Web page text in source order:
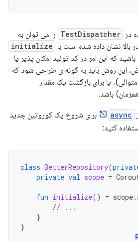
در TestDispatcher را می توان به
نشان داده شده است با initialize
که این امر در کد تولید امکان پذیر یا
این روش باید به گونه‌ای طراحی شود که
یا برای بازگشت یک مقدار
باشد.
async
برای شروع یک کوروتین جدید
کنید:
class BetterRepository(
private val scope =
fun initialize() = scope.
// ...
}
}